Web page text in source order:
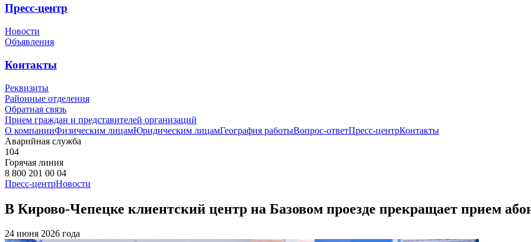
Пресс-центр
Новости
Объявления
Контакты
Реквизиты
Районные отделения
Обратная связь
Прием граждан и представителей организаций
О компанииФизическим лицамЮридическим лицамГеография работыВопрос-ответПресс-центрКонтакты
Аварийная служба
104
Горячая линия
8 800 201 00 04
Пресс-центрНовости
В Кирово-Чепецке клиентский центр на Базовом проезде прекращает прием
24 июня 2026 года